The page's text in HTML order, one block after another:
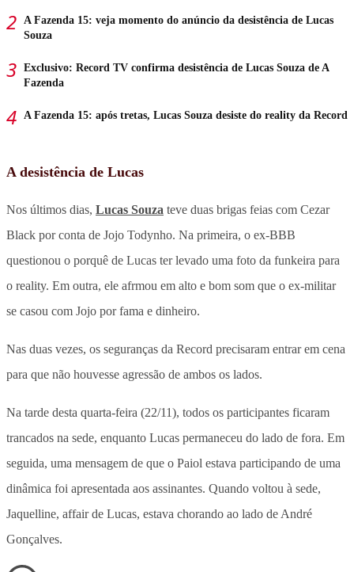
A Fazenda 15: veja momento do anúncio da desistência de Lucas
Souza
Exclusivo: Record TV confirma desistência de Lucas Souza de A
Fazenda
A Fazenda 15: após tretas, Lucas Souza desiste do reality da Record
A desistência de Lucas
Nos últimos dias, Lucas Souza teve duas brigas feias com Cezar
Black por conta de Jojo Todynho. Na primeira, o ex-BBB
questionou o porquê de Lucas ter levado uma foto da funkeira para
o reality. Em outra, ele afrmou em alto e bom som que o ex-militar
se casou com Jojo por fama e dinheiro.
Nas duas vezes, os seguranças da Record precisaram entrar em cena
para que não houvesse agressão de ambos os lados.
Na tarde desta quarta-feira (22/11), todos os participantes ficaram
trancados na sede, enquanto Lucas permaneceu do lado de fora. Em
seguida, uma mensagem de que o Paiol estava participando de uma
dinâmica foi apresentada aos assinantes. Quando voltou à sede,
Jaquelline, affair de Lucas, estava chorando ao lado de André
Gonçalves.